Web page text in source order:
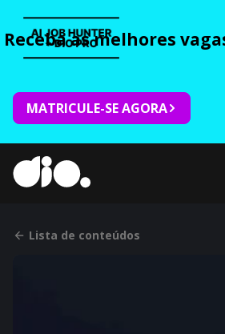
Receba as melhores
MATRICULE-SE AGORA
Lista de conteúdos